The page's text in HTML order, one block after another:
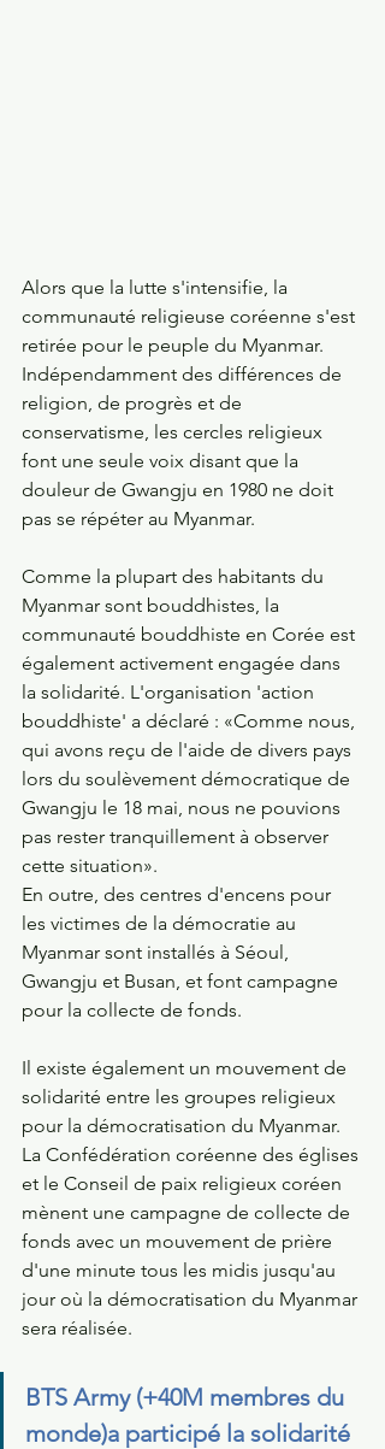
Alors que la lutte s'intensifie, la
communauté religieuse coréenne s'est
retirée pour le peuple du Myanmar.
Indépendamment des différences de
religion, de progrès et de
conservatisme, les cercles religieux
font une seule voix disant que la
douleur de Gwangju en 1980 ne doit
pas se répéter au Myanmar.
Comme la plupart des habitants du
Myanmar sont bouddhistes, la
communauté bouddhiste en Corée est
également activement engagée dans
la solidarité. L'organisation 'action
bouddhiste' a déclaré : «Comme nous,
qui avons reçu de l'aide de divers pays
lors du soulèvement démocratique de
Gwangju le 18 mai, nous ne pouvions
pas rester tranquillement à observer
cette situation».
En outre, des centres d'encens pour
les victimes de la démocratie au
Myanmar sont installés à Séoul,
Gwangju et Busan, et font campagne
pour la collecte de fonds.
Il existe également un mouvement de
solidarité entre les groupes religieux
pour la démocratisation du Myanmar.
La Confédération coréenne des églises
et le Conseil de paix religieux coréen
mènent une campagne de collecte de
fonds avec un mouvement de prière
d'une minute tous les midis jusqu'au
jour où la démocratisation du Myanmar
sera réalisée.
BTS Army (+40M membres du
monde)a participé la solidarité